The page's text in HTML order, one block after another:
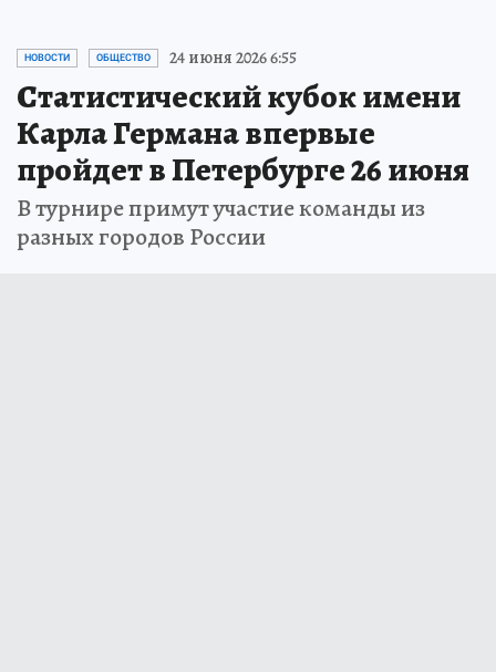
НОВОСТИ ОБЩЕСТВО 24 июня 2026 6:55
Статистический кубок имени
Карла Германа впервые
пройдет в Петербурге 26 июня
В турнире примут участие команды из
разных городов России